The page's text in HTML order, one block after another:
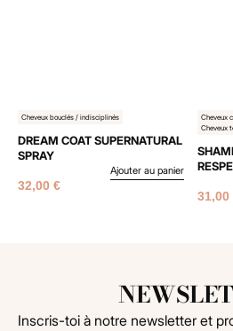
Cheveux bouclés / indisciplinés
DREAM COAT SUPERNATURAL
SPRAY
32,00 €
Ajouter au panier
Cheveux
Cheveux
31,00
Inscris-toi à notre newsletter et